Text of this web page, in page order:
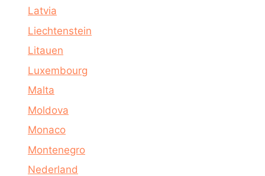
Latvia
Liechtenstein
Litauen
Luxembourg
Malta
Moldova
Monaco
Montenegro
Nederland